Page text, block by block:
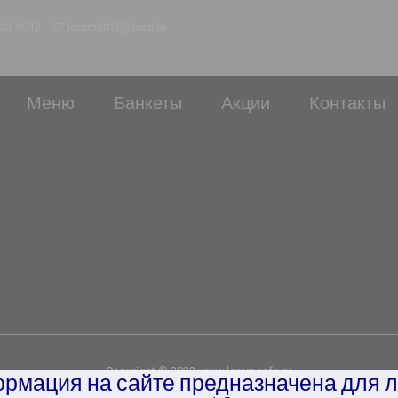
Меню Банкеты Акции Контакты
Copyright © 2022 www.loremcafe.ru
на сайте предназначена для